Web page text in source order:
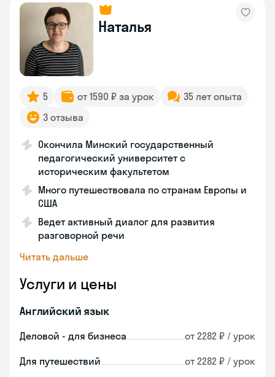
Наталья
5 от 1590 ₽ за урок
35 лет опыта
3 отзыва
Окончила Минский государственный
педагогический университет с
историческим факультетом
Много путешествовала по странам Европы и
США
Ведет активный диалог для развития
разговорной речи
Читать дальше
Услуги и цены
Английский язык
Деловой - для бизнеса от 2282 ₽ / урок
Для путешествий от 2282 ₽ / урок